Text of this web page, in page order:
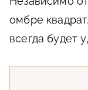
омбре
всегда будет